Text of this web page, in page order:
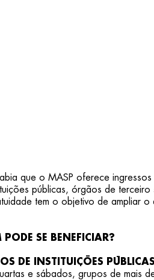
que o MASP oferece
públicas, órgãos de
tem o objetivo de ampliar
PODE SE BENEFICIAR?
DE INSTITUIÇÕES
e sábados, grupos de mais